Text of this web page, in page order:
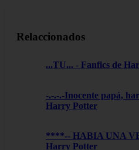
Relaccionados
...TU... - Fanfics de
-.-.-.-Inocente papá,
Harry Potter
****-- HABIA UNA
Harry Potter